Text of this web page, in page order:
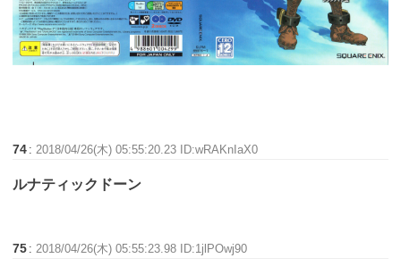
74 :2018/04/26(木) 05:55:20.23 ID:wRAKnIaX0
ルナティックドーン
75 :2018/04/26(木) 05:55:23.98 ID:1jlPOwj90